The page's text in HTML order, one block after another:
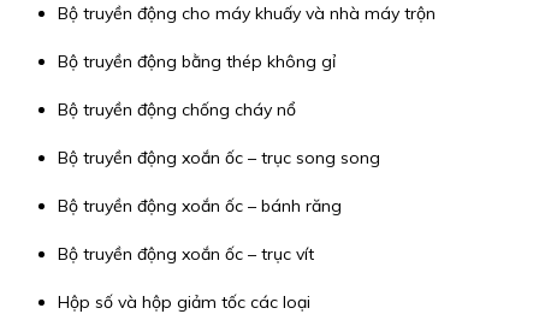
Bộ truyền động cho máy khuấy và nhà máy trộn
Bộ truyền động bằng thép không gỉ
Bộ truyền động chống cháy nổ
Bộ truyền động xoắn ốc – trục song song
Bộ truyền động xoắn ốc – bánh răng
Bộ truyền động xoắn ốc – trục vít
Hộp số và hộp giảm tốc các loại